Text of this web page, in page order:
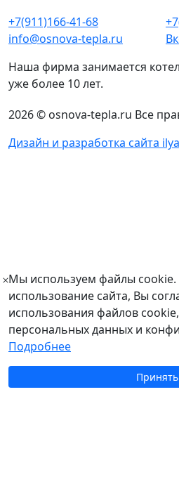
+7(911)166-41-68
info@osnova-tepla.ru
Наша фирма занимается
уже более 10 лет.
2026 © osnova-tepla.ru Все
Дизайн и разработка сайта
Мы используем файлы
использование сайта, Вы
использования файлов
персональных данных и
Подробнее
Принять